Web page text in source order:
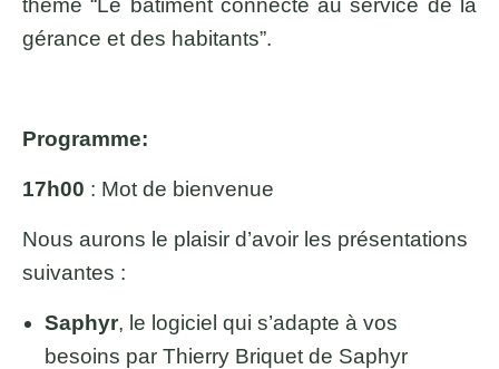
thème “Le bâtiment connecté au service de la
gérance et des habitants”.
Programme:
17h00 : Mot de bienvenue
Nous aurons le plaisir d’avoir les présentations
suivantes :
Saphyr, le logiciel qui s’adapte à vos
besoins par Thierry Briquet de Saphyr